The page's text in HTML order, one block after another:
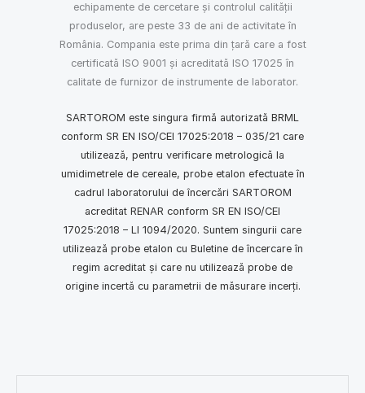
echipamente de cercetare și controlul calității
produselor, are peste 33 de ani de activitate în
România. Compania este prima din țară care a fost
certificată ISO 9001 și acreditată ISO 17025 în
calitate de furnizor de instrumente de laborator.
SARTOROM este singura firmă autorizată BRML
conform SR EN ISO/CEI 17025:2018 – 035/21 care
utilizează, pentru verificare metrologică la
umidimetrele de cereale, probe etalon efectuate în
cadrul laboratorului de încercări SARTOROM
acreditat RENAR conform SR EN ISO/CEI
17025:2018 – LI 1094/2020. Suntem singurii care
utilizează probe etalon cu Buletine de încercare în
regim acreditat și care nu utilizează probe de
origine incertă cu parametrii de măsurare incerți.